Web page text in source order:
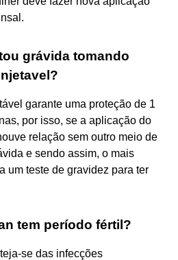
grávida tomando
garante uma proteção de 1
por isso, se a aplicação do
relação sem outro meio de
e sendo assim, o mais
um teste de gravidez para ter
tem período fértil?
se das infecções